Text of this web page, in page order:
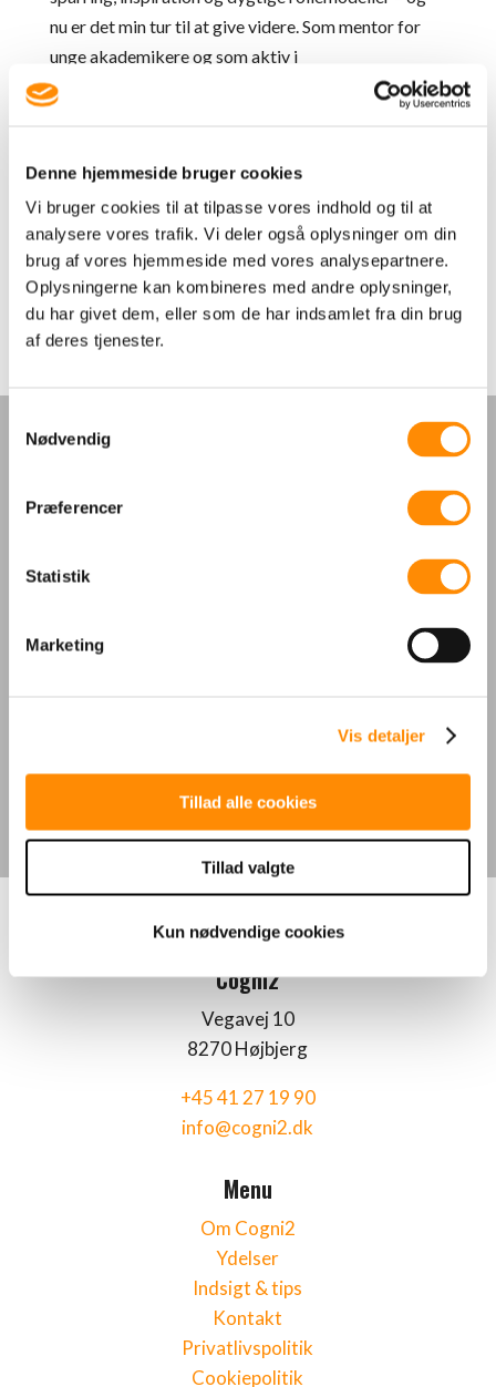
Denne hjemmeside bruger cookies
Vi bruger cookies til at tilpasse vores indhold og til at
analysere vores trafik. Vi deler også oplysninger om din
brug af vores hjemmeside med vores analysepartnere.
Oplysningerne kan kombineres med andre oplysninger,
du har givet dem, eller som de har indsamlet fra din brug
af deres tjenester.
Nødvendig
Præferencer
Statistik
Marketing
Vis detaljer
Tillad alle cookies
Tillad valgte
Kun nødvendige cookies
nu er det min tur til at give videre. Som mentor for
unge akademikere og som aktiv i
bestyrelsesarbejde i SMV’er bidrager jeg med mine
erfaringer, kommunikationskompetencer og et blik
hjælpe andre godt videre – og ser det som en
meningsfuld måde at bruge min viden og mit
engagement til glæde for andre.
Se mere her
Cogni2
Vegavej 10
8270 Højbjerg
+45 41 27 19 90
info@cogni2.dk
Menu
Om Cogni2
Ydelser
Indsigt & tips
Kontakt
Privatlivspolitik
Cookiepolitik